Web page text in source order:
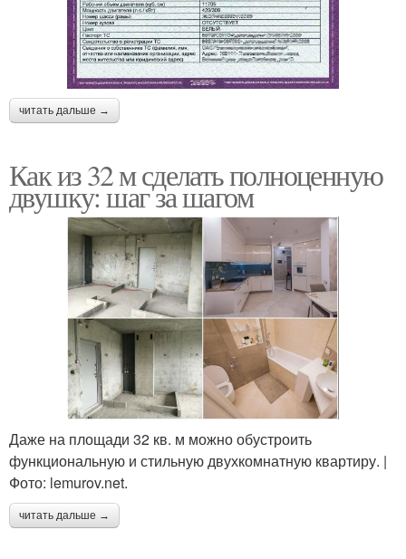
читать дальше →
Как из 32 м сделать полноценную
двушку: шаг за шагом
Даже на площади 32 кв. м можно обустроить
функциональную и стильную двухкомнатную квартиру. |
Фото: lemurov.net.
читать дальше →